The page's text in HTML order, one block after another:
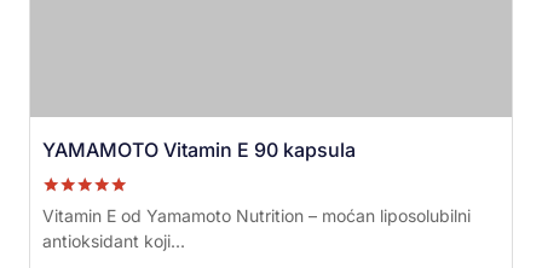
YAMAMOTO Vitamin E 90 kapsula
Ocenjeno sa
5.00
od 5
Vitamin E od Yamamoto Nutrition – moćan liposolubilni
antioksidant koji...